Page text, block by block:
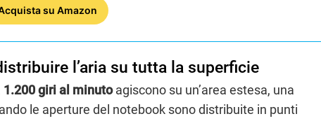
su Amazon
l’aria su tutta la superficie
1.200 giri al minutoagiscono su un’area estesa, una
le aperture del notebook sono distribuite in punti